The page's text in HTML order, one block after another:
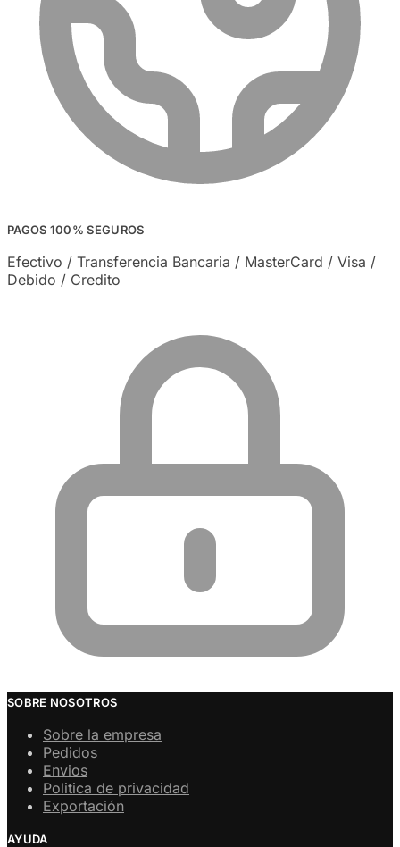
PAGOS 100% SEGUROS
Efectivo / Transferencia Bancaria / MasterCard / Visa /
Debido / Credito
SOBRE NOSOTROS
Sobre la empresa
Pedidos
Envios
Politica de privacidad
Exportación
AYUDA